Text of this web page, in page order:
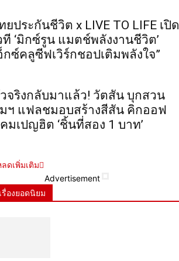
ยประกันชีวิต x LIVE TO LIFE เปิด
ที ‘มิกซ์รูน แมตช์พลังงานชีวิต’
กซ์คลูซีฟเวิร์กชอปเติมพลังใจ”
จริงกลับมาแล้ว! วัตสัน บุกสวน
ฯ แฟลชมอบสร้างสีสัน คิกออฟ
มเปญฮิต ‘ชิ้นที่สอง 1 บาท’
ดเพิ่มเติม
Advertisement
เรื่องยอดนิยม